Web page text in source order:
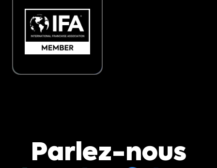
Parlez-nous